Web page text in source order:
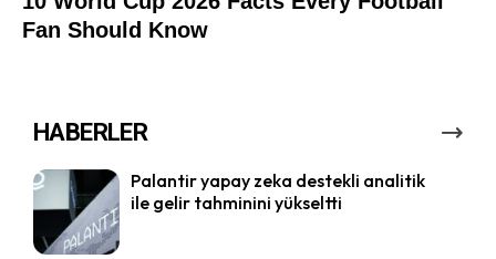
HABERLER
Palantir yapay zeka destekli analitik
ile gelir tahminini yükseltti